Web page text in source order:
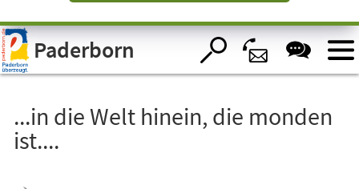
Visuelle
Assistenzsoftware
öffnen.Paderborn
...in die Welt hinein, die monden
ist....